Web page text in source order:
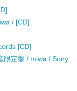
/ [CD]
[CD]
限定盤 / miwa / Sony